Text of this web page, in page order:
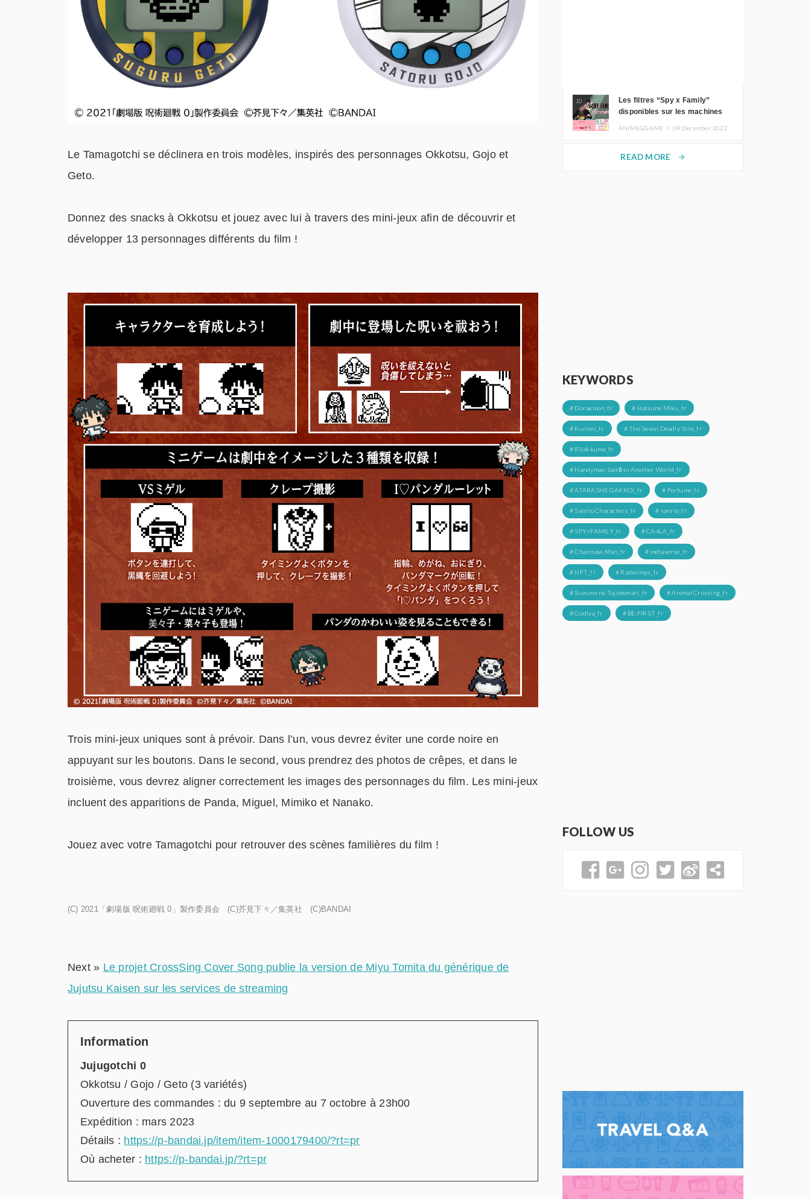
Le Tamagotchi se déclinera en trois modèles, inspirés des personnages Okkotsu, Gojo et
Geto.
Donnez des snacks à Okkotsu et jouez avec lui à travers des mini-jeux afin de découvrir et
développer 13 personnages différents du film !
Trois mini-jeux uniques sont à prévoir. Dans l’un, vous devrez éviter une corde noire en
appuyant sur les boutons. Dans le second, vous prendrez des photos de crêpes, et dans le
troisième, vous devrez aligner correctement les images des personnages du film. Les mini-jeux
incluent des apparitions de Panda, Miguel, Mimiko et Nanako.
Jouez avec votre Tamagotchi pour retrouver des scènes familières du film !
(C) 2021「劇場版 呪術廻戦 0」製作委員会 (C)芥見下々／集英社 (C)BANDAI
Next » Le projet CrossSing Cover Song publie la version de Miyu Tomita du générique de
Jujutsu Kaisen sur les services de streaming
Information
Jujugotchi 0
Okkotsu / Gojo / Geto (3 variétés)
Ouverture des commandes : du 9 septembre au 7 octobre à 23h00
Expédition : mars 2023
Détails : https://p-bandai.jp/item/item-1000179400/?rt=pr
Où acheter : https://p-bandai.jp/?rt=pr
10
Les filtres “Spy x Family”
disponibles sur les machines
ANIME&GAME ・09.December.2022
READ MORE arrow_forward
KEYWORDS
# Doraemon_fr # Hatsune Miku_fr
# Kuromi_fr # The Seven Deadly Sins_fr
# Rilakkuma_fr
# Handyman Saitō in Another World_fr
# ATARASHII GAKKO!_fr # Perfume_fr
# Sanrio Characters_fr # sanrio_fr
# SPY×FAMILY_fr # CA4LA_fr
# Chainsaw Man_fr # métaverse_fr
# NFT_fr # Radwimps_fr
# Suzume no Tojimemari_fr # Animal Crossing_fr
# Godiva_fr # BE:FIRST_fr
FOLLOW US